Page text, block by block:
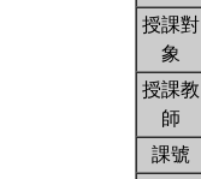
授課對
象
授課教
師
課號